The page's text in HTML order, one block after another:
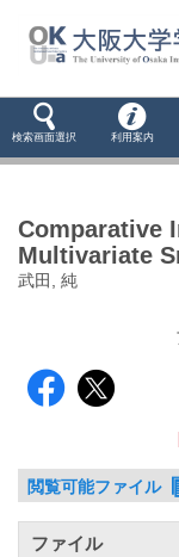
検索画面選択 利用案内
Comparative
Multivariate
武田, 純
閲覧可能ファイル
ファイル